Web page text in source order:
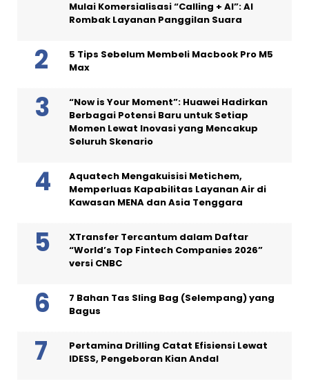
Mulai Komersialisasi “Calling + AI”: AI
Rombak Layanan Panggilan Suara
5 Tips Sebelum Membeli Macbook Pro M5
Max
“Now is Your Moment”: Huawei Hadirkan
Berbagai Potensi Baru untuk Setiap
Momen Lewat Inovasi yang Mencakup
Seluruh Skenario
Aquatech Mengakuisisi Metichem,
Memperluas Kapabilitas Layanan Air di
Kawasan MENA dan Asia Tenggara
XTransfer Tercantum dalam Daftar
“World’s Top Fintech Companies 2026”
versi CNBC
7 Bahan Tas Sling Bag (Selempang) yang
Bagus
Pertamina Drilling Catat Efisiensi Lewat
IDESS, Pengeboran Kian Andal